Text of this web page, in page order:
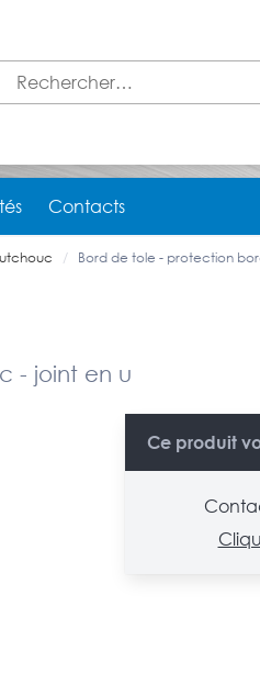
Contacts
Bord de tole - protection
- joint en u
Ce produit